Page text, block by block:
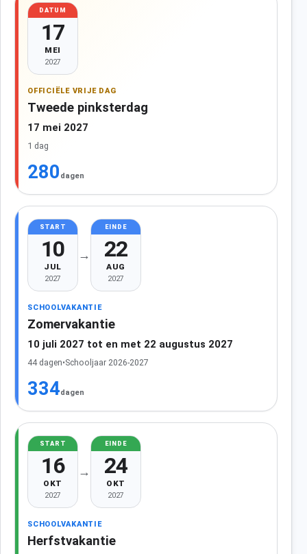
DATUM
17
MEI
2027
OFFICIËLE VRIJE DAG
Tweede pinksterdag
17 mei 2027
1 dag
280 dagen
START
10
JUL
2027
→
EINDE
22
AUG
2027
SCHOOLVAKANTIE
Zomervakantie
10 juli 2027 tot en met 22 augustus 2027
44 dagen•Schooljaar 2026-2027
334dagen
START
16
OKT
2027
→
EINDE
24
OKT
2027
SCHOOLVAKANTIE
Herfstvakantie